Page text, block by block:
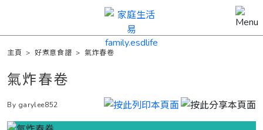
主頁 >好煮意食譜 >氣炸春卷
氣炸春卷
By garylee852